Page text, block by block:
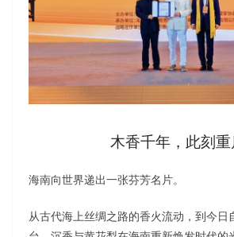
木香千年，此刻重
海南向世界递出一张芬芳名片。
从古代海上丝绸之路的香火流动，到今日